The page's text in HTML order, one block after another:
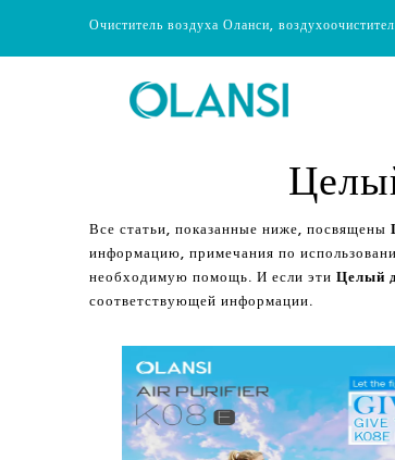
Очиститель воздуха Оланси,
Все статьи, показанные ниже, посвящены
информацию, примечания по
необходимую помощь. И если эти Целый
соответствующей информации.